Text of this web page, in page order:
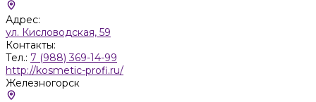
Адрес:
ул. Кисловодская, 59
Контакты:
Тел.: 7 (988) 369-14-99
http://kosmetic-profi.ru/
Железногорск